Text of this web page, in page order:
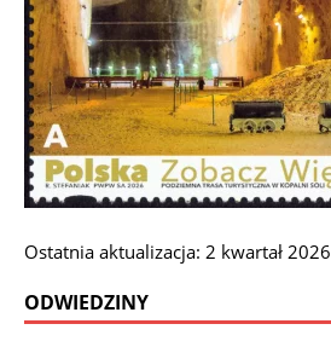
Ostatnia aktualizacja: 2 kwartał 2026
ODWIEDZINY